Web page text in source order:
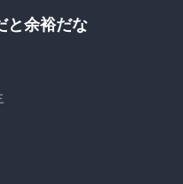
と余裕だな